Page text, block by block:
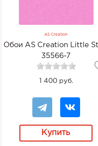
AS Creation
Обои AS Creation Little
35566-7
1 400 руб.
Купить